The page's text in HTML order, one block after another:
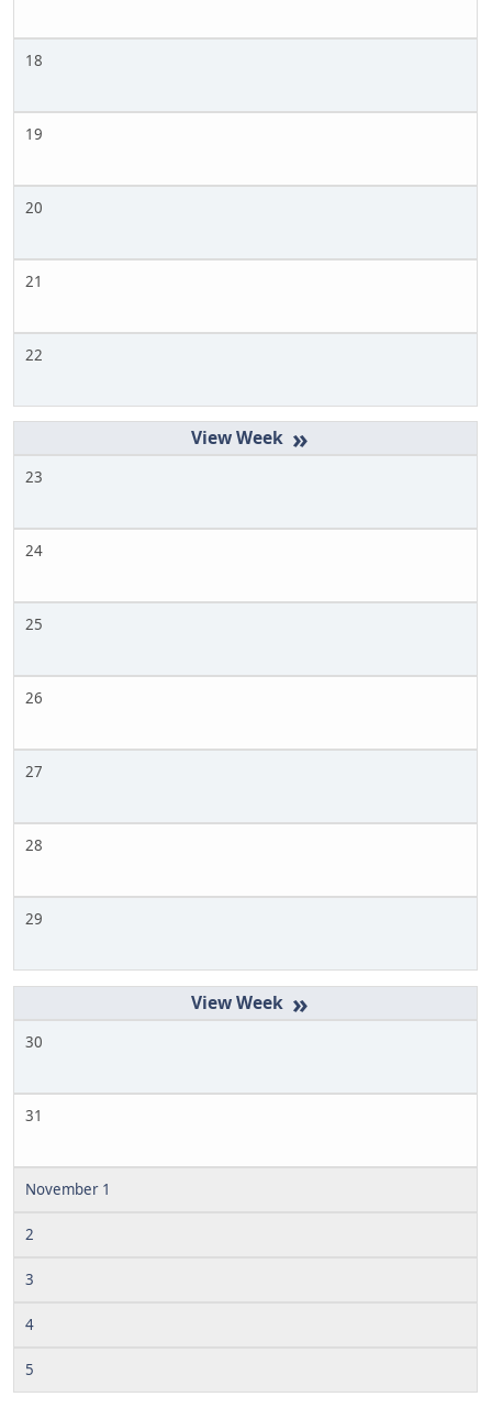
18
19
20
21
22
»
23
24
25
26
27
28
29
»
30
31
November 1
2
3
4
5